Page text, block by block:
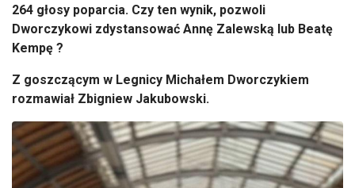
264 głosy poparcia. Czy ten wynik, pozwoli
Dworczykowi zdystansować Annę Zalewską lub Beatę
Kempę ?
Z goszczącym w Legnicy Michałem Dworczykiem
rozmawiał Zbigniew Jakubowski.